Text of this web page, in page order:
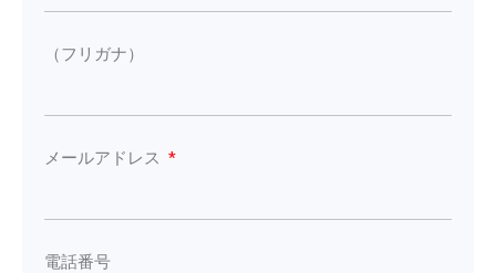
（フリガナ）
メールアドレス
電話番号